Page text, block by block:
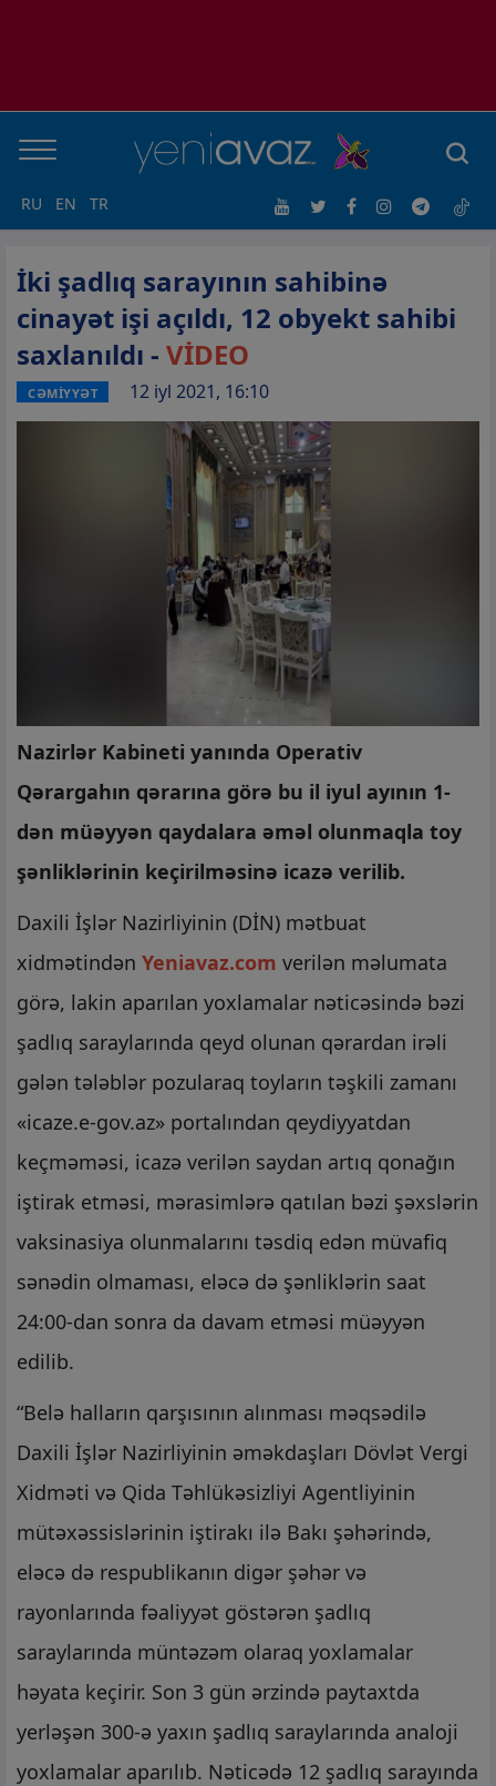
RU EN TR
İki şadlıq sarayının sahibinə
cinayət işi açıldı, 12 obyekt sahibi
saxlanıldı - VİDEO
CƏMİYYƏT 12 iyl 2021, 16:10
Nazirlər Kabineti yanında Operativ
Qərargahın qərarına görə bu il iyul ayının 1-
dən müəyyən qaydalara əməl olunmaqla toy
şənliklərinin keçirilməsinə icazə verilib.
Daxili İşlər Nazirliyinin (DİN) mətbuat
xidmətindən Yeniavaz.com verilən məlumata
görə, lakin aparılan yoxlamalar nəticəsində bəzi
şadlıq saraylarında qeyd olunan qərardan irəli
gələn tələblər pozularaq toyların təşkili zamanı
«icaze.e-gov.az» portalından qeydiyyatdan
keçməməsi, icazə verilən saydan artıq qonağın
iştirak etməsi, mərasimlərə qatılan bəzi şəxslərin
vaksinasiya olunmalarını təsdiq edən müvafiq
sənədin olmaması, eləcə də şənliklərin saat
24:00-dan sonra da davam etməsi müəyyən
edilib.
“Belə halların qarşısının alınması məqsədilə
Daxili İşlər Nazirliyinin əməkdaşları Dövlət Vergi
Xidməti və Qida Təhlükəsizliyi Agentliyinin
mütəxəssislərinin iştirakı ilə Bakı şəhərində,
eləcə də respublikanın digər şəhər və
rayonlarında fəaliyyət göstərən şadlıq
saraylarında müntəzəm olaraq yoxlamalar
həyata keçirir. Son 3 gün ərzində paytaxtda
yerləşən 300-ə yaxın şadlıq saraylarında analoji
yoxlamalar aparılıb. Nəticədə 12 şadlıq sarayında